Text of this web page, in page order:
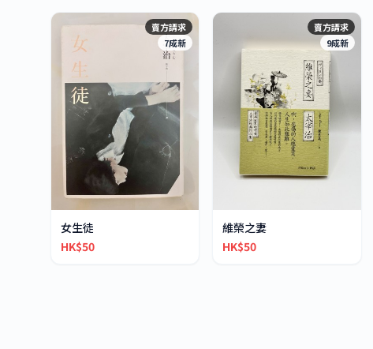
賣方請求
7成新
女生徒
HK$50
賣方請求
9成新
維榮之妻
HK$50